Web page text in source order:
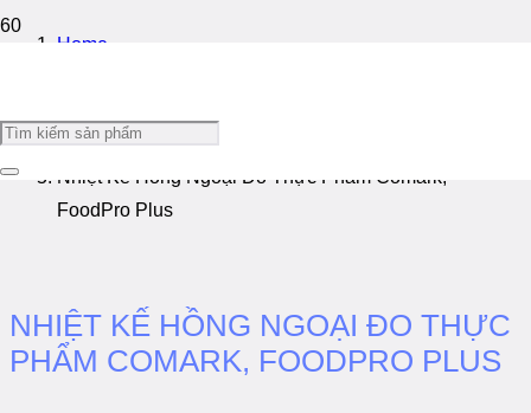
Home
/
Nhiệt Kế Hồng Ngoại Đo Thực Phẩm Comark,
FoodPro Plus
NHIỆT KẾ HỒNG NGOẠI ĐO THỰC
PHẨM COMARK, FOODPRO PLUS